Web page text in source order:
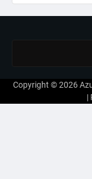
Copyright © 2026
|